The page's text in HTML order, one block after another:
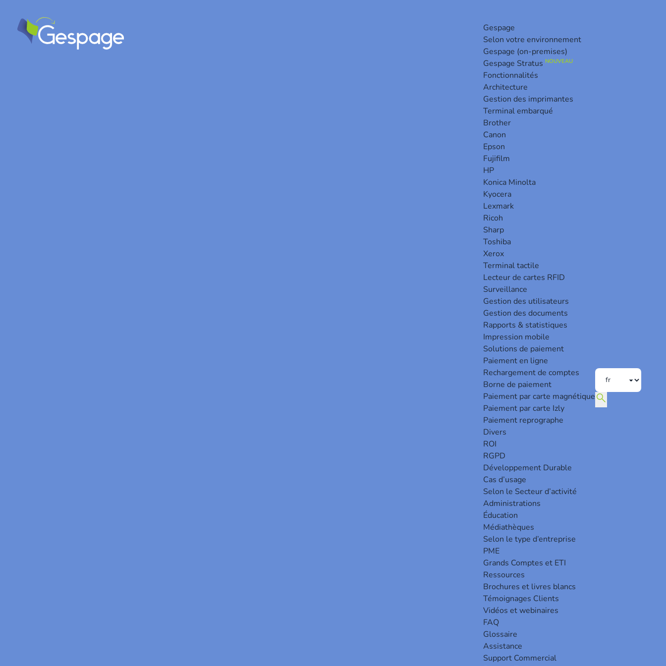
Gespage
Selon votre environnement
Gespage (on-premises)
Gespage StratusNOUVEAU
Fonctionnalités
Architecture
Gestion des imprimantes
Terminal embarqué
Brother
Canon
Epson
Fujifilm
HP
Konica Minolta
Kyocera
Lexmark
Ricoh
Sharp
Toshiba
Xerox
Terminal tactile
Lecteur de cartes RFID
Surveillance
Gestion des utilisateurs
Gestion des documents
Rapports & statistiques
Impression mobile
Solutions de paiement
Paiement en ligne
Rechargement de comptes
Borne de paiement
Paiement par carte magnétique
Paiement par carte Izly
Paiement reprographe
Divers
ROI
RGPD
Développement Durable
Cas d’usage
Selon le Secteur d’activité
Administrations
Éducation
Médiathèques
Selon le type d’entreprise
PME
Grands Comptes et ETI
Ressources
Brochures et livres blancs
Témoignages Clients
Vidéos et webinaires
FAQ
Glossaire
Assistance
Support Commercial
search
Cartadis is a software publisher and manufacturer of equipment dedicated to the equipment market and
Cartadis asserts itself as the privileged partner of professionals in these markets and works with a large network of resellers on French territory.
For more than 25 years, Cartadis has exported around 40% of its sales to more than 35 countries in the world. Thanks to a winning strategy of
loyalty to our distributors, thus to a collaboration of confidence, Cartadis products make the success of our network.
R&D. We design, and adapt for large accounts, hardware solutions and software that correspond to the expectations and opportunities of current
Our products, respecting the standards in force, are generated with an objective permanent quality and reliability.
Cartadis has developed Gespage, a software solution with competitive advantages decisive, both for administrations, companies and for the world of
This solution allows the implementation of a printing policy. It includes the meter reading, secure printing, redirection rules, reports statistics and
Haut de page
Cartadis, éditeur français est à la recherche de revendeur, n’hésitez pas à nous contacter pour obtenir plus d’information.
Gespage ainsi que les produits Cartadis sont distribués dans le monde entier, n’hésitez pas à nous demander les coordonnées d’un revendeur en fonction d’un lieu